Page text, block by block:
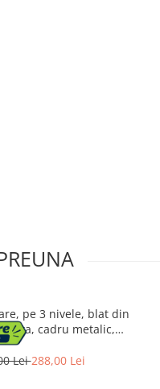
pe 3 nivele, blat din
cadru metalic,
auriu
Lei288,00 Lei